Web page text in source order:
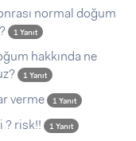
normal doğum
1 Yanıt
hakkında ne
1 Yanıt
verme 1 Yanıt
? risk!! 1 Yanıt